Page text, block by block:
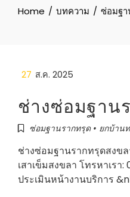
Home บทความ ซ่อมฐา
27 ส.ค. 2025
ช่างซ่อมฐาน
ซ่อมฐานรากทรุด • ยกบ้าน
ช่างซ่อมฐานรากทรุดสงขล
เสาเข็มสงขลา โทรหาเร
ประเมินหน้างานบริการ